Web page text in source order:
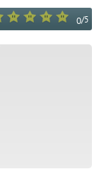
0/5